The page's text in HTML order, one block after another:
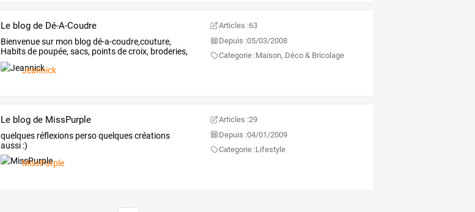
Le blog de Dé-A-Coudre
Bienvenuesur mon blog dé-a-coudre,couture,
Habitsde poupée,sacs, pointsdecroix, broderies,
…
Jeannick
Articles :63
Depuis :05/03/2008
Categorie :Maison, Déco & Bricolage
Le blog de MissPurple
quelques réflexions perso quelques créations
aussi :)
MissPurple
Articles :29
Depuis :04/01/2009
Categorie :Lifestyle